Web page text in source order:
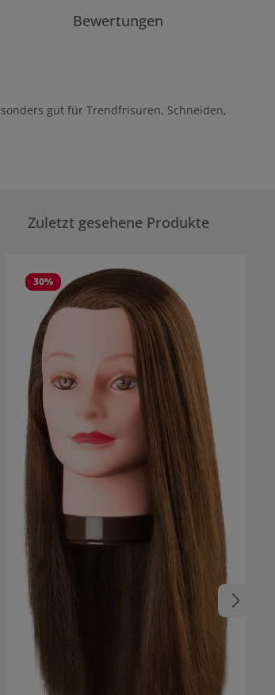
Bewertungen
gut für Trendfrisuren, Schneiden,
Zuletzt gesehene Produkte
30%